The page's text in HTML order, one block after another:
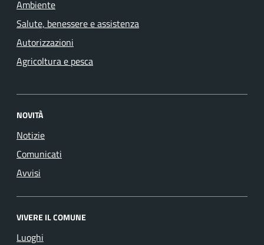
Ambiente
Salute, benessere e assistenza
Autorizzazioni
Agricoltura e pesca
NOVITÀ
Notizie
Comunicati
Avvisi
VIVERE IL COMUNE
Luoghi